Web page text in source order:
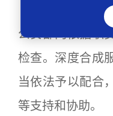
公安部门依据职
检查。深度合成
当依法予以配合
等支持和协助。